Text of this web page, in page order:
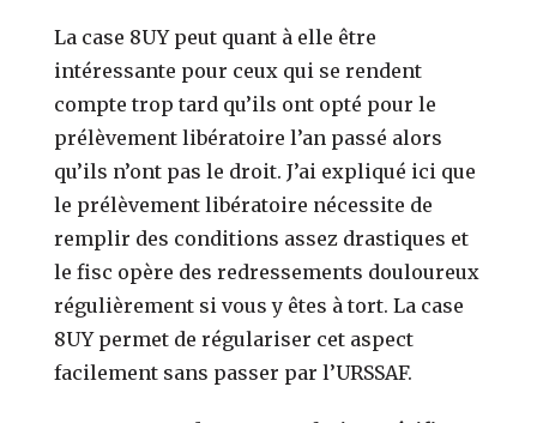
La case 8UY peut quant à elle être
intéressante pour ceux qui se rendent
compte trop tard qu’ils ont opté pour le
prélèvement libératoire l’an passé alors
qu’ils n’ont pas le droit. J’ai expliqué ici que
le prélèvement libératoire nécessite de
remplir des conditions assez drastiques et
le fisc opère des redressements douloureux
régulièrement si vous y êtes à tort. La case
8UY permet de régulariser cet aspect
facilement sans passer par l’URSSAF.